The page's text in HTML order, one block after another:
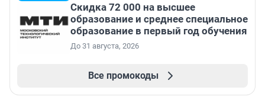
Скидка 72 000 на высшее
образование и среднее специальное
образование в первый год обучения
До 31 августа, 2026
Все промокоды